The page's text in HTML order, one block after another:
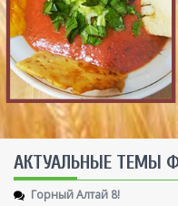
AКТУАЛЬНЫЕ ТЕМЫ
Горный Алтай 8!